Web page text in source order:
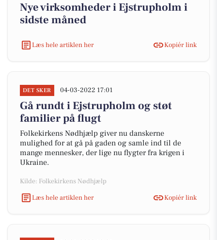
Nye virksomheder i Ejstrupholm i
sidste måned
Læs hele artiklen her Kopiér link
DET SKER 04-03-2022 17:01
Gå rundt i Ejstrupholm og støt
familier på flugt
Folkekirkens Nødhjælp giver nu danskerne
mulighed for at gå på gaden og samle ind til de
mange mennesker, der lige nu flygter fra krigen i
Ukraine.
Kilde: Folkekirkens Nødhjælp
Læs hele artiklen her
Kopiér link